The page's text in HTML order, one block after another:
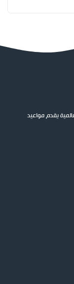
يقدم مواعيد